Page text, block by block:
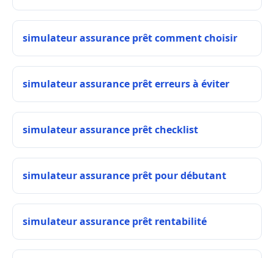
simulateur assurance prêt comment choisir
simulateur assurance prêt erreurs à éviter
simulateur assurance prêt checklist
simulateur assurance prêt pour débutant
simulateur assurance prêt rentabilité